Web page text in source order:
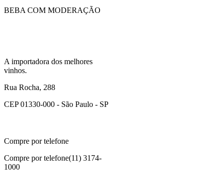
BEBA COM MODERAÇÃO
A importadora dos melhores
vinhos.
Rua Rocha, 288
CEP 01330-000 - São Paulo - SP
Compre por telefone
Compre por telefone(11) 3174-
1000